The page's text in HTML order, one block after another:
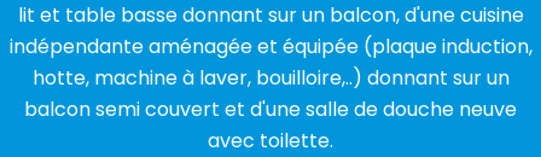
lit et table basse donnant sur un balcon, d'une cuisine
indépendante aménagée et équipée (plaque induction,
hotte, machine à laver, bouilloire,..) donnant sur un
balcon semi couvert et d'une salle de douche neuve
avec toilette.